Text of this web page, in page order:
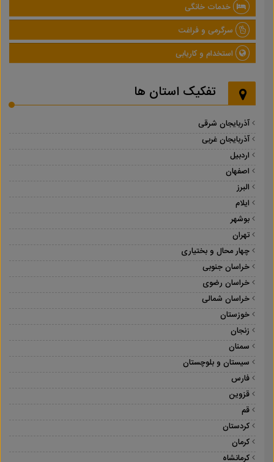
خدمات خانگی
سرگرمی و فراغت
استخدام و کاریابی
تفکیک استان ها
آذربایجان شرقی
آذربایجان غربی
اردبیل
اصفهان
البرز
ایلام
بوشهر
تهران
چهار محال و بختیاری
خراسان جنوبی
خراسان رضوی
خراسان شمالی
خوزستان
زنجان
سمنان
سیستان و بلوچستان
فارس
قزوین
قم
کردستان
کرمان
کرمانشاه